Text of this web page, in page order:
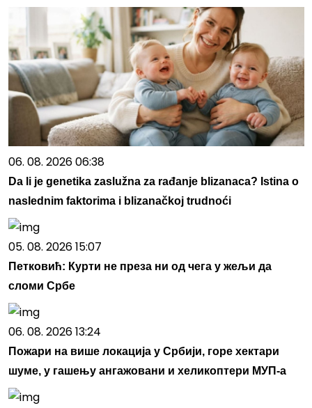
06. 08. 2026 06:38
Da li je genetika zaslužna za rađanje blizanaca? Istina o
naslednim faktorima i blizanačkoj trudnoći
05. 08. 2026 15:07
Петковић: Курти не преза ни од чега у жељи да
сломи Србе
06. 08. 2026 13:24
Пожари на више локација у Србији, горе хектари
шуме, у гашењу ангажовани и хеликоптери МУП-а